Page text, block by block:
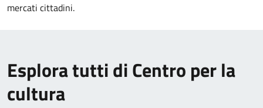
mercati cittadini.
Esplora tutti di Centro per la
cultura